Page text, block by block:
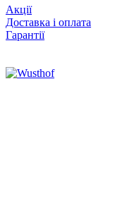
Акції
Доставка і оплата
Гарантії